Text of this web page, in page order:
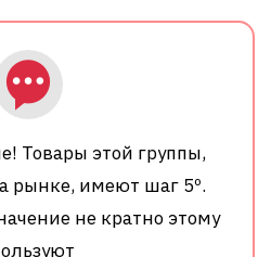
Товары этой группы,
рынке, имеют шаг 5º.
не кратно этому